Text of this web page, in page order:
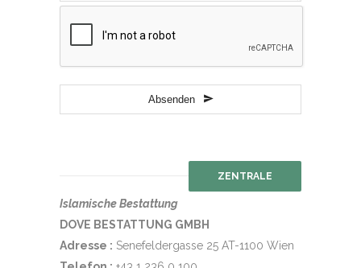
*
Absenden
ZENTRALE
Islamische Bestattung
DOVE BESTATTUNG GMBH
Adresse : Senefeldergasse 25 AT-1100 Wien